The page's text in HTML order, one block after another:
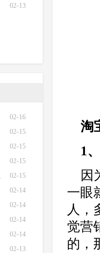
02-13
02-16
02-15
02-15
02-15
02-15
02-14
02-14
02-14
02-14
02-13
淘
1
因
一眼
人，
觉营
的，